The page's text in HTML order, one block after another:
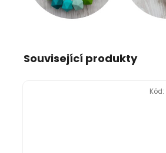
Související produkty
Kód: